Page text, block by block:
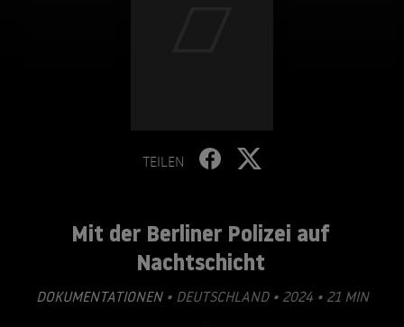
TEILEN
Mit der Berliner Polizei auf
Nachtschicht
DOKUMENTATIONEN• DEUTSCHLAND • 2024 • 21 MIN